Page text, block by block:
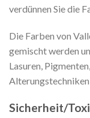
verdünnen Sie die
Die Farben von
gemischt werden
Lasuren,
Sicherheit/